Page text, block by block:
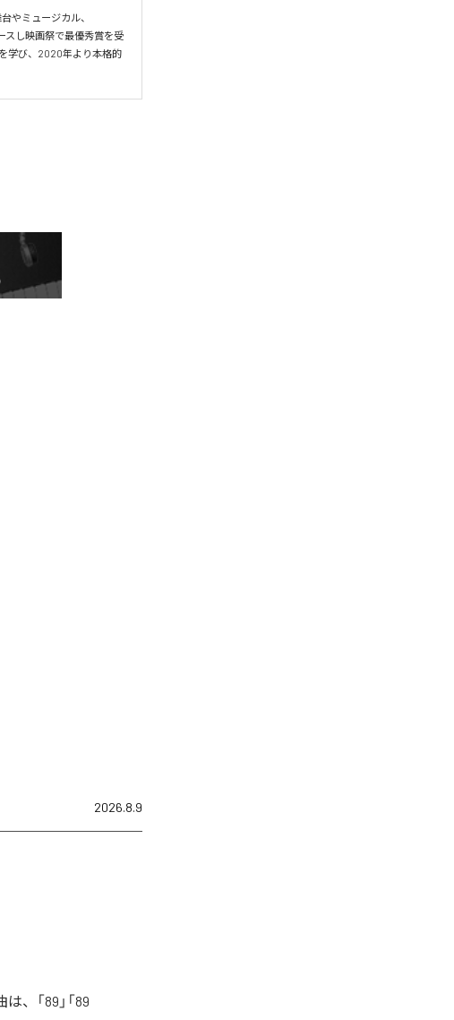
やミュージカル、
スし映画祭で最優秀賞を受
学び、2020年より本格的
2026.8.9
、「89」「89